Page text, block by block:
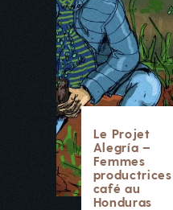
Le Projet
Alegría –
Femmes
café au
Honduras